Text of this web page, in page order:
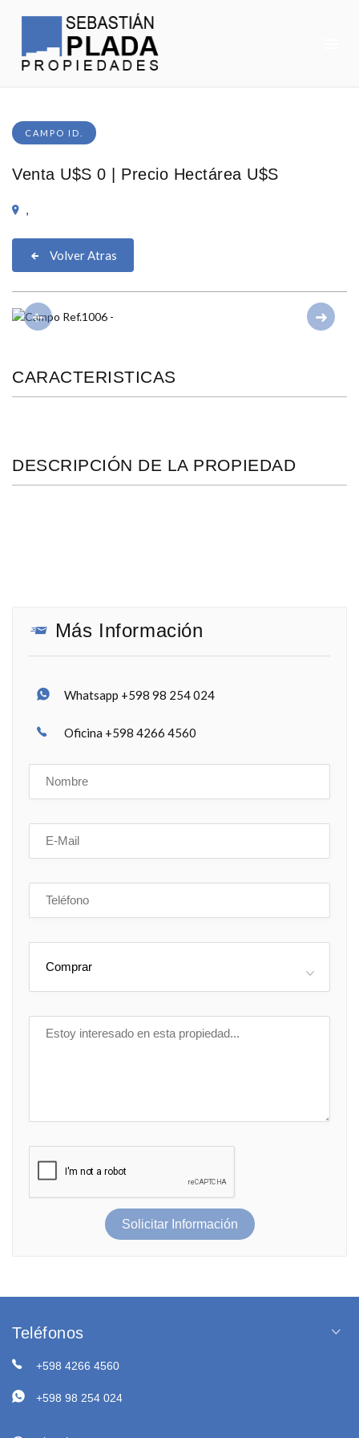
CAMPO ID.
Venta U$S 0 | Precio Hectárea U$S
,
Volver Atras
Anterior
CARACTERISTICAS
DESCRIPCIÓN DE LA PROPIEDAD
Más Información
Whatsapp +598 98 254 024
Oficina +598 4266 4560
Comprar
Solicitar Información
Teléfonos
+598 4266 4560
+598 98 254 024